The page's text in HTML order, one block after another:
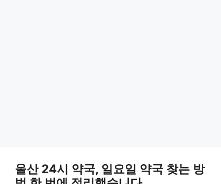
울산 24시 약국, 일요일 약국 찾는 방